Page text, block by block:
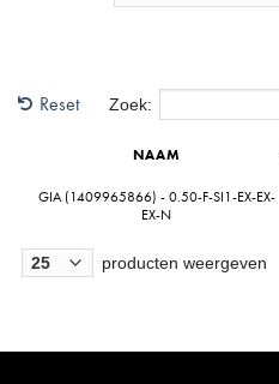
Reset Zoek:
NAAM
GIA (1409965866) - 0.50-F-SI1-EX-EX-
EX-N
producten weergeven